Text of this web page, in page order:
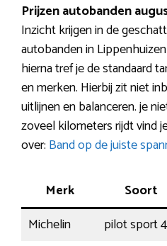
Prijzen autobanden
Inzicht krijgen in de
autobanden in
hierna tref je de standaard
en merken. Hierbij zit niet
uitlijnen en balanceren. je
zoveel kilometers rijdt vind
over: Band op de juiste
Merk Soort
Michelin
pilot sport 4